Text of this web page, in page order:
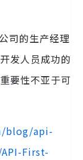
司的生产经理
发人员成功的
要性不亚于可
blog/api-
First-